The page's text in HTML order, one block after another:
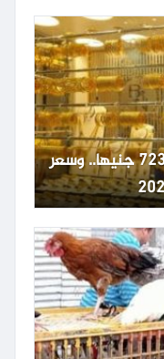
عيار 24 دون مصنعية يسجل 7234 جنيها.. وسعر